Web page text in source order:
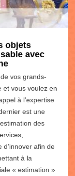
objets
avec
vos grands-
et vous voulez en
à l’expertise
est une
des
d’innover afin de
à la
« estimation »